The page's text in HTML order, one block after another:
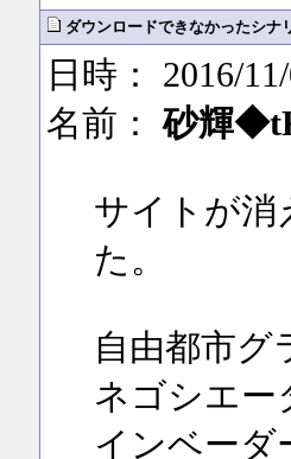
ダウンロードできなかったシナ
日時： 2016/
名前：砂輝
サイトが消
た。
自由都市グ
ネゴシエー
インベーダ